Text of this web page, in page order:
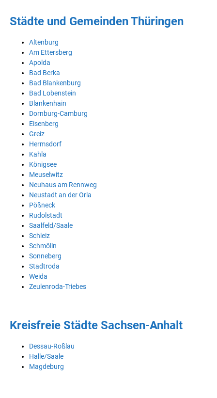
Städte und Gemeinden Thüringen
Altenburg
Am Ettersberg
Apolda
Bad Berka
Bad Blankenburg
Bad Lobenstein
Blankenhain
Dornburg-Camburg
Eisenberg
Greiz
Hermsdorf
Kahla
Königsee
Meuselwitz
Neuhaus am Rennweg
Neustadt an der Orla
Pößneck
Rudolstadt
Saalfeld/Saale
Schleiz
Schmölln
Sonneberg
Stadtroda
Weida
Zeulenroda-Triebes
Kreisfreie Städte Sachsen-Anhalt
Dessau-Roßlau
Halle/Saale
Magdeburg